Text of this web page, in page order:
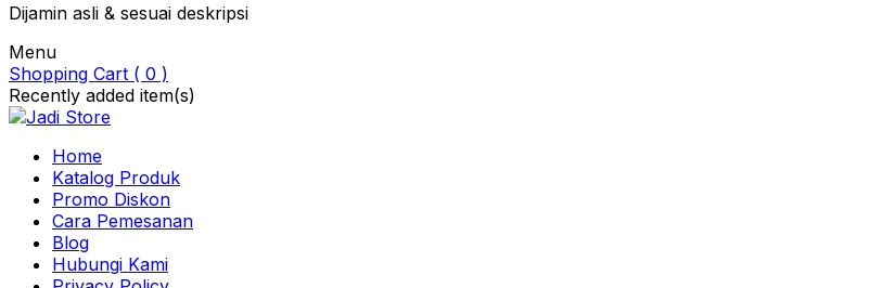
Dijamin asli & sesuai deskripsi
Menu
Shopping Cart ( 0 )
Recently added item(s)
Home
Katalog Produk
Promo Diskon
Cara Pemesanan
Blog
Hubungi Kami